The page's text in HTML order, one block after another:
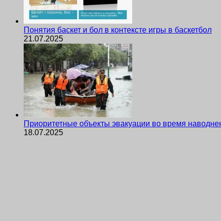
Понятия баскет и бол в контексте игры в баскетбол
21.07.2025
Приоритетные объекты эвакуации во время
18.07.2025